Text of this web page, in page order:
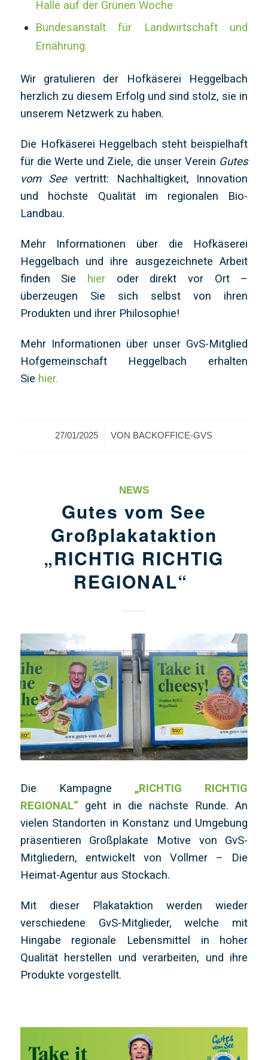
Halle auf der Grünen Woche
Bundesanstalt für Landwirtschaft und
Ernährung
Wir gratulieren der Hofkäserei Heggelbach
herzlich zu diesem Erfolg und sind stolz, sie in
unserem Netzwerk zu haben.
Die Hofkäserei Heggelbach steht beispielhaft
für die Werte und Ziele, die unser Verein Gutes
vom Seevertritt: Nachhaltigkeit, Innovation
und höchste Qualität im regionalen Bio-
Landbau.
Mehr Informationen über die Hofkäserei
Heggelbach und ihre ausgezeichnete Arbeit
finden Sie hieroder direkt vor Ort –
überzeugen Sie sich selbst von ihren
Produkten und ihrer Philosophie!
Mehr Informationen über unser GvS-Mitglied
Hofgemeinschaft Heggelbach erhalten
Sie hier.
27/01/2025
/ VON BACKOFFICE-GVS
NEWS
Gutes vom See
Großplakataktion
„RICHTIG RICHTIG
REGIONAL“
Die Kampagne „RICHTIG RICHTIG
REGIONAL“geht in die nächste Runde. An
vielen Standorten in Konstanz und Umgebung
präsentieren Großplakate Motive von GvS-
Mitgliedern, entwickelt von Vollmer – Die
Heimat-Agentur aus Stockach.
Mit dieser Plakataktion werden wieder
verschiedene GvS-Mitglieder, welche mit
Hingabe regionale Lebensmittel in hoher
Qualität herstellen und verarbeiten, und ihre
Produkte vorgestellt.